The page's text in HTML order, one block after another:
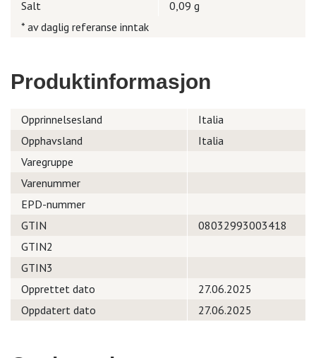
Salt
0,09 g
* av daglig referanse inntak
Produktinformasjon
Opprinnelsesland
Italia
Opphavsland
Italia
Varegruppe
Varenummer
EPD-nummer
GTIN
08032993003418
GTIN2
GTIN3
Opprettet dato
27.06.2025
Oppdatert dato
27.06.2025